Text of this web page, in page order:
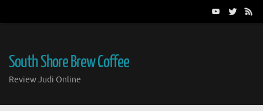
South Shore Brew Coffee
Review Judi Online